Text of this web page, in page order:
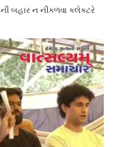
બહાર ન નીકળવા કલેક્ટરે